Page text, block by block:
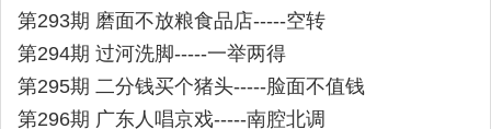
第293期 磨面不放粮食品店-----空转
第294期 过河洗脚-----一举两得
第295期 二分钱买个猪头-----脸面不值钱
第296期 广东人唱京戏-----南腔北调